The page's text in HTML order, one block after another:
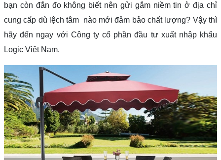
bạn còn đắn đo không biết nên gửi gắm niềm tin ở địa chỉ
cung cấp dù lệch tâm nào mới đảm bảo chất lượng? Vậy thì
hãy đến ngay với Công ty cổ phần đầu tư xuất nhập khẩu
Logic Việt Nam.